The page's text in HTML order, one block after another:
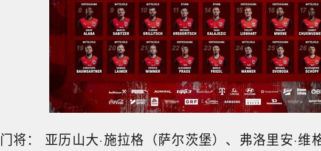
门将： 亚历山大·施拉格（萨尔茨堡）、弗洛里安·维